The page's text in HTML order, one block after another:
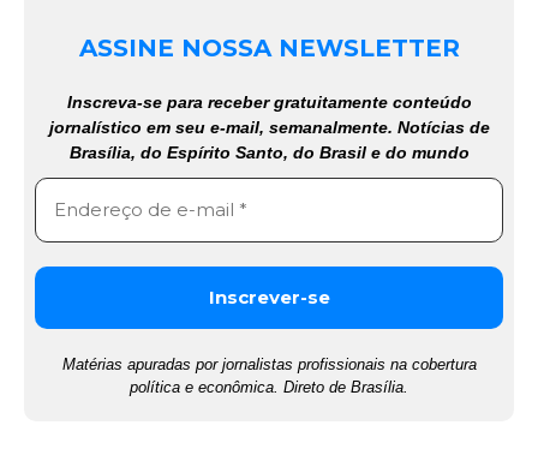
ASSINE NOSSA NEWSLETTER
Inscreva-se para receber gratuitamente conteúdo
jornalístico em seu e-mail, semanalmente. Notícias de
Brasília, do Espírito Santo, do Brasil e do mundo
Matérias apuradas por jornalistas profissionais na cobertura
política e econômica. Direto de Brasília.